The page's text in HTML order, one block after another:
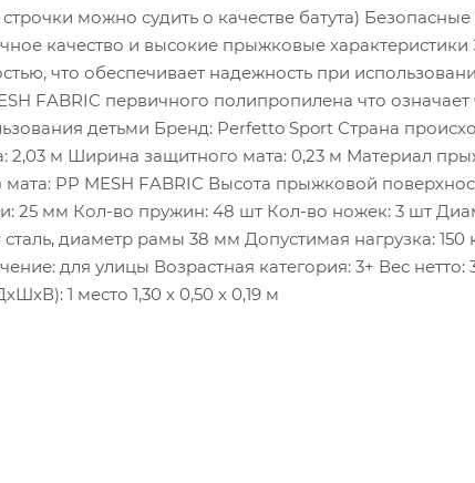
строчки можно судить о качестве батута)
качество и высокие прыжковые
что обеспечивает надежность при
FABRIC первичного полипропилена что
детьми Бренд: Perfetto Sport Страна
2,03 м Ширина защитного мата: 0,23 м Материал
PP MESH FABRIC Высота прыжковой
25 мм Кол-во пружин: 48 шт Кол-во ножек: 3 шт
диаметр рамы 38 мм Допустимая нагрузка: 150
для улицы Возрастная категория: 3+ Вес нетто:
1 место 1,30 х 0,50 х 0,19 м